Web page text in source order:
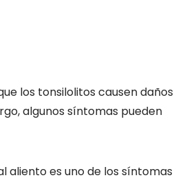
los tonsilolitos causen daños
algunos síntomas pueden
aliento es uno de los síntomas